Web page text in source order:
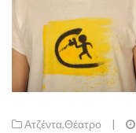
Ατζέντα,Θέατρο |